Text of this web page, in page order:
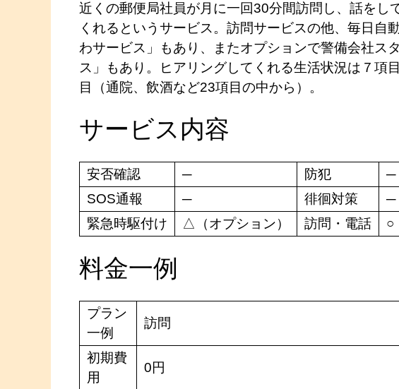
近くの郵便局社員が月に一回30分間訪問し、話をし
くれるというサービス。訪問サービスの他、毎日自
わサービス」もあり、またオプションで警備会社ス
ス」もあり。ヒアリングしてくれる生活状況は７項
目（通院、飲酒など23項目の中から）。
サービス内容
安否確認 ─ 防犯
─
SOS通報
─ 徘徊対策
─
緊急時駆付け
△（オプション） 訪問・電話 ○
料金一例
プラン
一例
訪問
初期費
用
0円